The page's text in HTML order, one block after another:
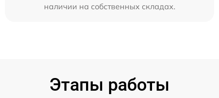
наличии на собственных складах.
Этапы работы